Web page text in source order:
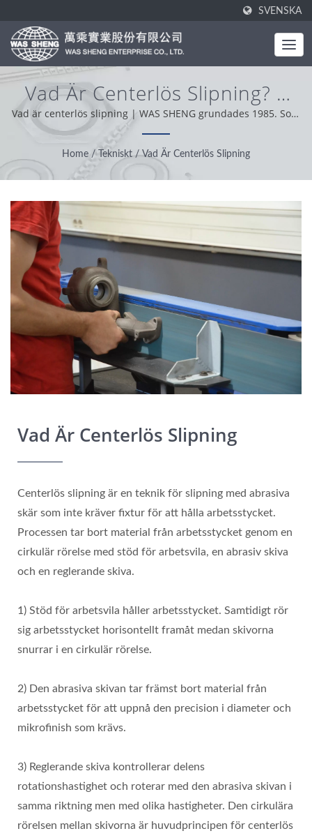
SVENSKA
Vad Är Centerlös Slipning? |
Industriella
Metallkomponenter -
Stansning Och
SHENG
Vad är centerlös slipning | WAS SHENG grundades 1985. Som
en helhetsleverantör är vårt kärnvärde professionalism,
bekvämlighet och problemlösning. Med stöd från våra kunder
över hela världen arbetar vi med integritet, pragmatiskt och
pålitligt för att erbjuda bästa möjliga service och produkt.
Home / Tekniskt / Vad Är Centerlös Slipning
Vad Är Centerlös Slipning
Centerlös slipning är en teknik för slipning med abrasiva
skär som inte kräver fixtur för att hålla arbetsstycket.
Processen tar bort material från arbetsstycket genom en
cirkulär rörelse med stöd för arbetsvila, en abrasiv skiva
och en reglerande skiva.
1) Stöd för arbetsvila håller arbetsstycket. Samtidigt rör
sig arbetsstycket horisontellt framåt medan skivorna
snurrar i en cirkulär rörelse.
2) Den abrasiva skivan tar främst bort material från
arbetsstycket för att uppnå den precision i diameter och
mikrofinish som krävs.
3) Reglerande skiva kontrollerar delens
rotationshastighet och roterar med den abrasiva skivan i
samma riktning men med olika hastigheter. Den cirkulära
rörelsen mellan skivorna är huvudprincipen för centerlös